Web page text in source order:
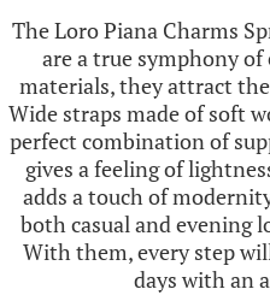
The Loro Piana Charms
are a true symphony
materials, they attract
Wide straps made of soft
perfect combination of
gives a feeling of
adds a touch of
both casual and evening
With them, every step
days with an